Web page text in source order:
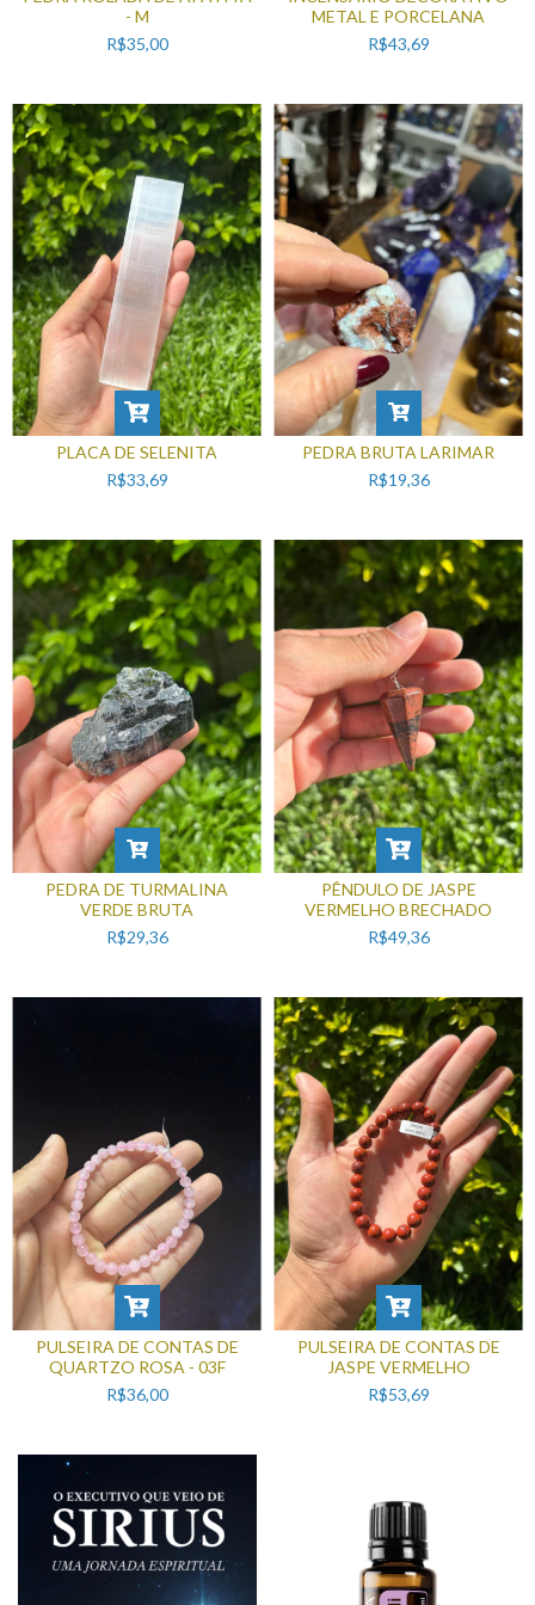
- M
R$35,00
METAL E PORCELANA
R$43,69
PLACA DE SELENITA
R$33,69
PEDRA BRUTA LARIMAR
R$19,36
PEDRA DE TURMALINA
VERDE BRUTA
R$29,36
PÊNDULO DE JASPE
VERMELHO BRECHADO
R$49,36
PULSEIRA DE CONTAS DE
QUARTZO ROSA - 03F
R$36,00
PULSEIRA DE CONTAS DE
JASPE VERMELHO
R$53,69